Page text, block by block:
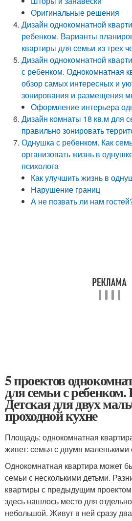
Оригинальные решения
Дизайн однокомнатной
ребенком. Варианты
квартиры для семьи из трех
Дизайн однокомнатной
с ребенком. Однокомнатная
обзор самых интересных и
зонирования и размещения
Оформление интерьера
Дизайн комнаты 18 кв.м для
правильно зонировать
Однушка с ребенком. Как
организовать жизнь в
психолога
Как улучшить жизнь в
Нарушение границ
А не позвать ли нам
5 проектов
для семьи с
Детская для двух
проходной кухне
Площадь: однокомнатная
живет: семья с двумя
Однокомнатная квартира может
семьи с несколькими детьми.
квартиры с предыдущим
здесь нашлось место для
небольшой. Живут в ней сразу